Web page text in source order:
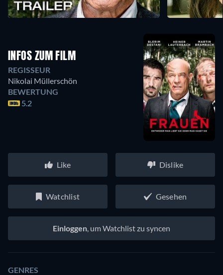
INFOS ZUM FILM
REGISSEUR
Nikolai Müllerschön
BEWERTUNG
5.2
Like Dislike
Watchlist Gesehen
Einloggen, um Watchlist zu syncen
GENRES